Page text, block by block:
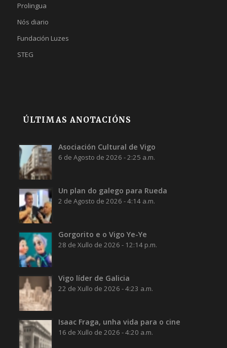
Prolingua
Nós diario
Fundación Luzes
STEG
ÚLTIMAS ANOTACIÓNS
Asociación Cultural de Vigo
6 de Agosto de 2026 - 2:25 a.m.
Un plan do galego para Rueda
2 de Agosto de 2026 - 4:14 a.m.
Gorgorito e o Vigo Ye-Ye
28 de Xullo de 2026 - 12:14 p.m.
Vigo líder de Galicia
22 de Xullo de 2026 - 4:23 a.m.
Isaac Fraga, unha vida para o cine
16 de Xullo de 2026 - 4:20 a.m.